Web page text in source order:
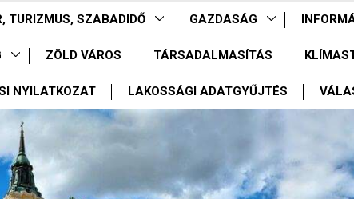
TURIZMUS, SZABADIDŐ GAZDASÁG
ZÖLD VÁROS TÁRSADALMASÍTÁS
NYILATKOZAT LAKOSSÁGI ADATGYŰJTÉS